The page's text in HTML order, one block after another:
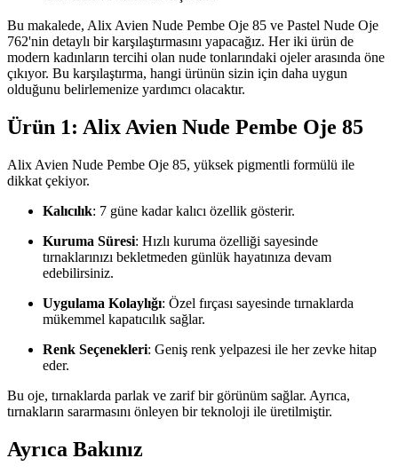
Bu makalede, Alix Avien Nude Pembe Oje 85 ve Pastel Nude Oje
762'nin detaylı bir karşılaştırmasını yapacağız. Her iki ürün de
modern kadınların tercihi olan nude tonlarındaki ojeler arasında öne
çıkıyor. Bu karşılaştırma, hangi ürünün sizin için daha uygun
olduğunu belirlemenize yardımcı olacaktır.
Ürün 1: Alix Avien Nude Pembe Oje 85
Alix Avien Nude Pembe Oje 85, yüksek pigmentli formülü ile
dikkat çekiyor.
Kalıcılık: 7 güne kadar kalıcı özellik gösterir.
Kuruma Süresi: Hızlı kuruma özelliği sayesinde
tırnaklarınızı bekletmeden günlük hayatınıza devam
edebilirsiniz.
Uygulama Kolaylığı: Özel fırçası sayesinde tırnaklarda
mükemmel kapatıcılık sağlar.
Renk Seçenekleri: Geniş renk yelpazesi ile her zevke hitap
eder.
Bu oje, tırnaklarda parlak ve zarif bir görünüm sağlar. Ayrıca,
tırnakların sararmasını önleyen bir teknoloji ile üretilmiştir.
Ayrıca Bakınız